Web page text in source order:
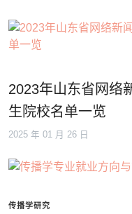
2023年山东省网络
生院校名单一览
2025 年 01 月 26 日
传播学研究